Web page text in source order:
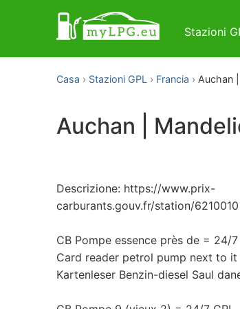
Stazioni
Casa Stazioni GPL Francia Auchan
Auchan |
Descrizione: https://www.prix-
carburants.gouv.fr/station/6210010
CB Pompe essence près de = 24/7
Card reader petrol pump next to it
Kartenleser Benzin-diesel Saul